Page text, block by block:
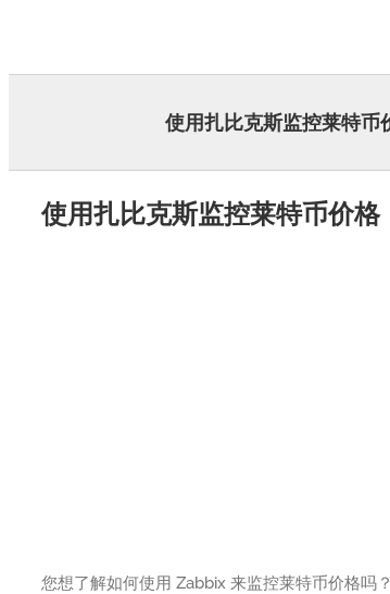
使用扎比克斯监控莱特币
使用扎比克斯监控莱特币价格
您想了解如何使用 Zabbix 来监控莱特币价格吗